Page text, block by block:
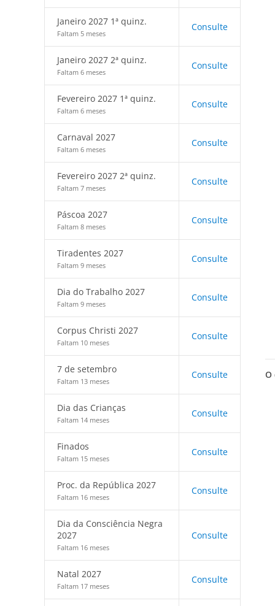
Janeiro 2027 1ª quinz.
Faltam 5 meses
Consulte
Janeiro 2027 2ª quinz.
Faltam 6 meses
Consulte
Fevereiro 2027 1ª quinz.
Faltam 6 meses
Consulte
Carnaval 2027
Faltam 6 meses
Consulte
Fevereiro 2027 2ª quinz.
Faltam 7 meses
Consulte
Páscoa 2027
Faltam 8 meses
Consulte
Tiradentes 2027
Faltam 9 meses
Consulte
Dia do Trabalho 2027
Faltam 9 meses
Consulte
Corpus Christi 2027
Faltam 10 meses
Consulte
7 de setembro
Faltam 13 meses
Consulte
Dia das Crianças
Faltam 14 meses
Consulte
Finados
Faltam 15 meses
Consulte
Proc. da República 2027
Faltam 16 meses
Consulte
Dia da Consciência Negra
2027
Faltam 16 meses
Consulte
Natal 2027
Faltam 17 meses
Consulte
O